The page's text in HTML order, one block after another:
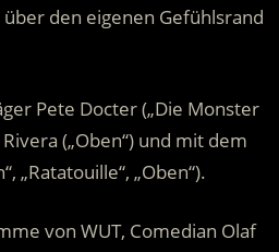
den eigenen Gefühlsrand
Pete Docter („Die Monster
(„Oben“) und mit dem
„Ratatouille“, „Oben“).
von WUT, Comedian Olaf